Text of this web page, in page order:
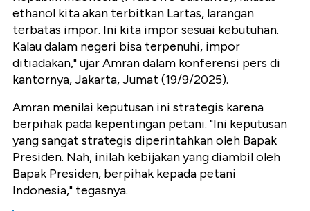
ethanol kita akan terbitkan Lartas, larangan
terbatas impor. Ini kita impor sesuai kebutuhan.
Kalau dalam negeri bisa terpenuhi, impor
ditiadakan," ujar Amran dalam konferensi pers di
kantornya, Jakarta, Jumat (19/9/2025).
Amran menilai keputusan ini strategis karena
berpihak pada kepentingan petani. "Ini keputusan
yang sangat strategis diperintahkan oleh Bapak
Presiden. Nah, inilah kebijakan yang diambil oleh
Bapak Presiden, berpihak kepada petani
Indonesia," tegasnya.